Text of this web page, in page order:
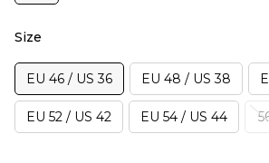
Size
EU 46 / US 36 EU 48 / US 38
EU 52 / US 42 EU 54 / US 44